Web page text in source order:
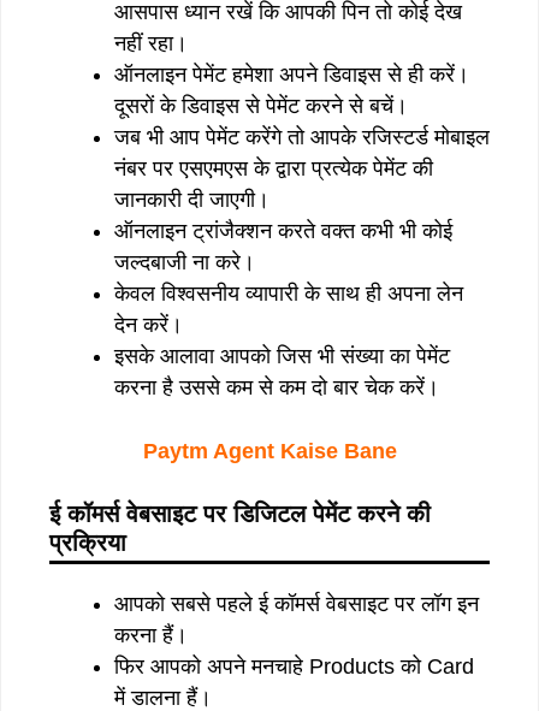
आसपास ध्यान रखें कि आपकी पिन तो कोई देख
नहीं रहा।
ऑनलाइन पेमेंट हमेशा अपने डिवाइस से ही करें।
दूसरों के डिवाइस से पेमेंट करने से बचें।
जब भी आप पेमेंट करेंगे तो आपके रजिस्टर्ड मोबाइल
नंबर पर एसएमएस के द्वारा प्रत्येक पेमेंट की
जानकारी दी जाएगी।
ऑनलाइन ट्रांजैक्शन करते वक्त कभी भी कोई
जल्दबाजी ना करे।
केवल विश्वसनीय व्यापारी के साथ ही अपना लेन
देन करें।
इसके आलावा आपको जिस भी संख्या का पेमेंट
करना है उससे कम से कम दो बार चेक करें।
Paytm Agent Kaise Bane
ई कॉमर्स वेबसाइट पर डिजिटल पेमेंट करने की
प्रक्रिया
आपको सबसे पहले ई कॉमर्स वेबसाइट पर लॉग इन
करना हैं।
फिर आपको अपने मनचाहे Products को Card
में डालना हैं।